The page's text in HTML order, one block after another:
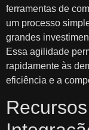
ferramentas de
um processo
grandes
Essa agilidade
rapidamente às
eficiência e a